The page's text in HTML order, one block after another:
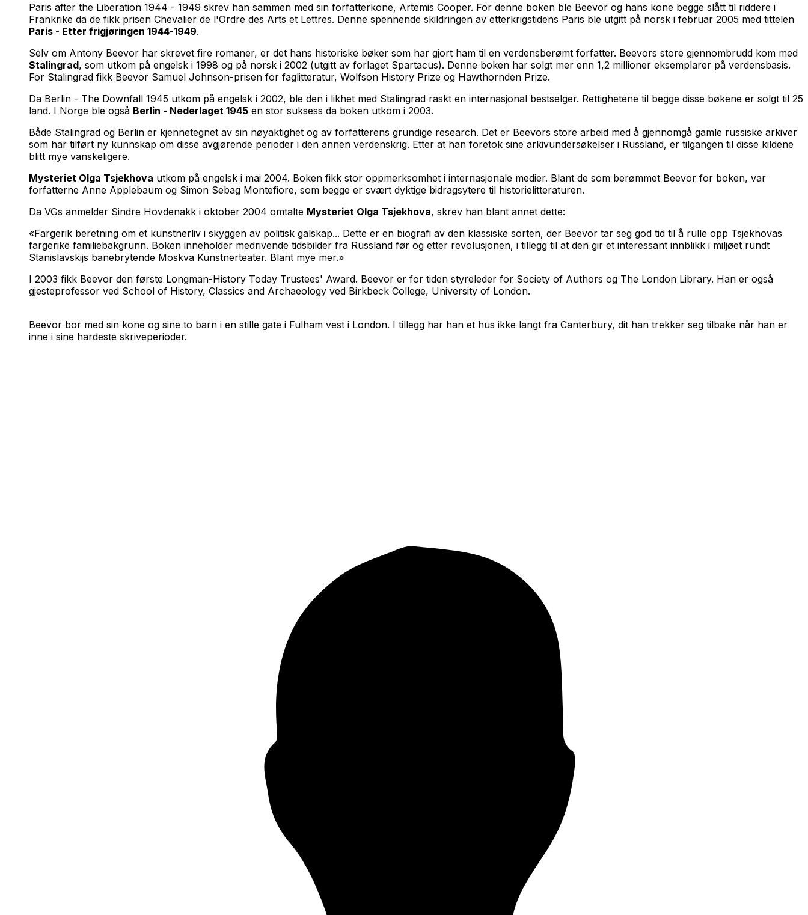
Paris after the Liberation 1944 - 1949 skrev han sammen med sin forfatterkone, Artemis Cooper. For denne boken ble Beevor og hans kone begge slått til riddere i
Frankrike da de fikk prisen Chevalier de l'Ordre des Arts et Lettres. Denne spennende skildringen av etterkrigstidens Paris ble utgitt på norsk i februar 2005 med tittelen
Paris - Etter frigjøringen 1944-1949.
Selv om Antony Beevor har skrevet fire romaner, er det hans historiske bøker som har gjort ham til en verdensberømt forfatter. Beevors store gjennombrudd kom med
Stalingrad, som utkom på engelsk i 1998 og på norsk i 2002 (utgitt av forlaget Spartacus). Denne boken har solgt mer enn 1,2 millioner eksemplarer på verdensbasis.
For Stalingrad fikk Beevor Samuel Johnson-prisen for faglitteratur, Wolfson History Prize og Hawthornden Prize.
Da Berlin - The Downfall 1945 utkom på engelsk i 2002, ble den i likhet med Stalingrad raskt en internasjonal bestselger. Rettighetene til begge disse bøkene er solgt til 25
land. I Norge ble også Berlin - Nederlaget 1945 en stor suksess da boken utkom i 2003.
Både Stalingrad og Berlin er kjennetegnet av sin nøyaktighet og av forfatterens grundige research. Det er Beevors store arbeid med å gjennomgå gamle russiske arkiver
som har tilført ny kunnskap om disse avgjørende perioder i den annen verdenskrig. Etter at han foretok sine arkivundersøkelser i Russland, er tilgangen til disse kildene
blitt mye vanskeligere.
Mysteriet Olga Tsjekhova utkom på engelsk i mai 2004. Boken fikk stor oppmerksomhet i internasjonale medier. Blant de som berømmet Beevor for boken, var
forfatterne Anne Applebaum og Simon Sebag Montefiore, som begge er svært dyktige bidragsytere til historielitteraturen.
Da VGs anmelder Sindre Hovdenakk i oktober 2004 omtalte Mysteriet Olga Tsjekhova, skrev han blant annet dette:
«Fargerik beretning om et kunstnerliv i skyggen av politisk galskap... Dette er en biografi av den klassiske sorten, der Beevor tar seg god tid til å rulle opp Tsjekhovas
fargerike familiebakgrunn. Boken inneholder medrivende tidsbilder fra Russland før og etter revolusjonen, i tillegg til at den gir et interessant innblikk i miljøet rundt
Stanislavskijs banebrytende Moskva Kunstnerteater. Blant mye mer.»
I 2003 fikk Beevor den første Longman-History Today Trustees' Award. Beevor er for tiden styreleder for Society of Authors og The London Library. Han er også
gjesteprofessor ved School of History, Classics and Archaeology ved Birkbeck College, University of London.
Beevor bor med sin kone og sine to barn i en stille gate i Fulham vest i London. I tillegg har han et hus ikke langt fra Canterbury, dit han trekker seg tilbake når han er
inne i sine hardeste skriveperioder.